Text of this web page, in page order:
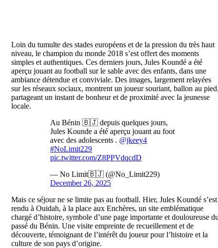
Loin du tumulte des stades européens et de la pression du très haut
niveau, le champion du monde 2018 s’est offert des moments
simples et authentiques. Ces derniers jours, Jules Koundé a été
aperçu jouant au football sur le sable avec des enfants, dans une
ambiance détendue et conviviale. Des images, largement relayées
sur les réseaux sociaux, montrent un joueur souriant, ballon au
partageant un instant de bonheur et de proximité avec la jeunesse
locale.
Au Bénin 🇧🇯 depuis quelques jours,
Jules Kounde a été aperçu jouant au foot
avec des adolescents . @jkeey4
#NoLimit229
pic.twitter.com/Z8PPVdqcdD
— No Limit🇧🇯 (@No_Limit229)
December 26, 2025
Mais ce séjour ne se limite pas au football. Hier, Jules Koundé s’est
rendu à Ouidah, à la place aux Enchères, un site emblématique
chargé d’histoire, symbole d’une page importante et douloureuse
passé du Bénin. Une visite empreinte de recueillement et de
découverte, témoignant de l’intérêt du joueur pour l’histoire et la
culture de son pays d’origine.